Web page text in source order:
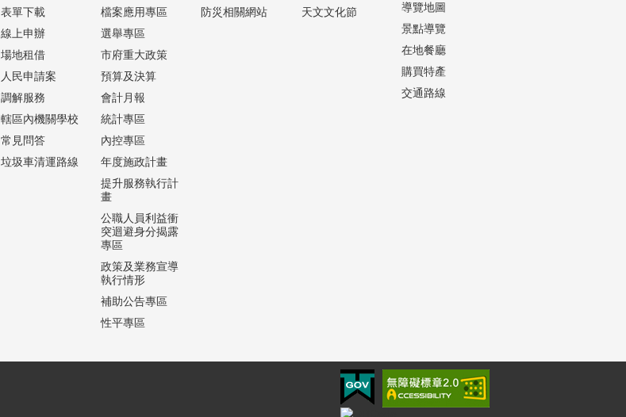
表單下載
線上申辦
場地租借
人民申請案
調解服務
轄區內機關學校
常見問答
垃圾車清運路線
檔案應用專區
選舉專區
市府重大政策
預算及決算
會計月報
統計專區
內控專區
年度施政計畫
提升服務執行計
畫
公職人員利益衝
突迴避身分揭露
專區
政策及業務宣導
執行情形
補助公告專區
性平專區
防災相關網站
天文文化節
導覽地圖
景點導覽
在地餐廳
購買特產
交通路線